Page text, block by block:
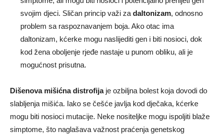
svojim djeci. Sličan princip važi za daltonizam, odnosno
problem sa raspoznavanjem boja. Ako otac ima
daltonizam, kćerke mogu naslijediti gen i biti nosioci, dok
kod žena oboljenje rjeđe nastaje u punom obliku, ali je
mogućnost prisutna.
Dišenova mišićna distrofijaje ozbiljna bolest koja dovodi do
slabljenja mišića. Iako se češće javlja kod dječaka, kćerke
mogu biti nosioci mutacije. Neke nositeljke mogu ispoljiti blaže
simptome, što naglašava važnost praćenja genetskog